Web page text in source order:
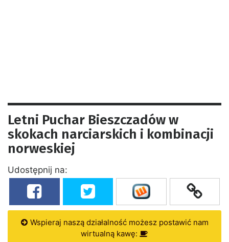
Letni Puchar Bieszczadów w
skokach narciarskich i kombinacji
norweskiej
Udostępnij na:
Wspieraj naszą działalność możesz postawić nam
wirtualną kawę: